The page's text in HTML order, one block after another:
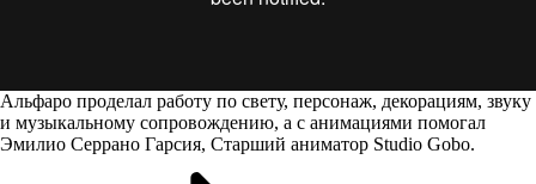
Альфаро проделал работу по свету, персонаж, декорациям, звуку
и музыкальному сопровождению, а с анимациями помогал
Эмилио Серрано Гарсия, Старший аниматор Studio Gobo.